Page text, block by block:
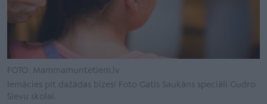
FOTO: Mammamuntetiem.lv
Iemācies pīt dažādas bizes! Foto Gatis Saukāns speciāli Gudro
Sievu skolai.